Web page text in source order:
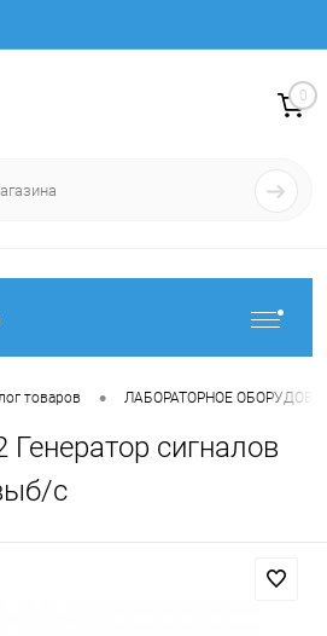
0
товаров • ЛАБОРАТОРНОЕ
Генератор сигналов
с